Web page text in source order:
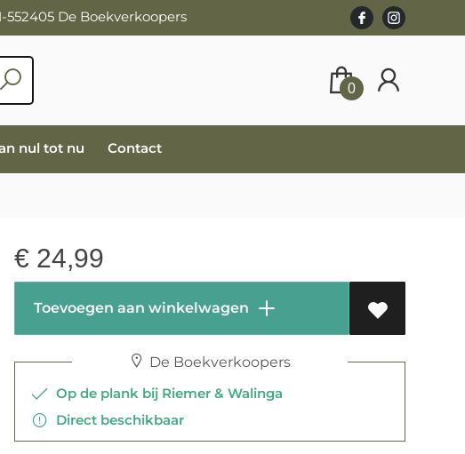
De Boekverkoopers
0
nul tot nu Contact
€ 24,99
Toevoegen aan winkelwagen
De Boekverkoopers
Op de plank bij Riemer & Walinga
Direct beschikbaar